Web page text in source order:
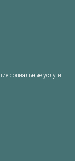
социальные услуги